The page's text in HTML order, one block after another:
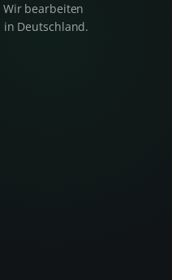
Wir bearbeiten
in Deutschland.